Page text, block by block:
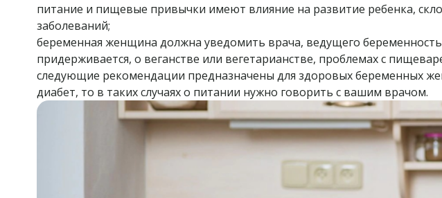
питание и пищевые привычки имеют влияние на развитие ребенка,
заболеваний;
беременная женщина должна уведомить врача, ведущего
придерживается, о веганстве или вегетарианстве, проблемах с
следующие рекомендации предназначены для здоровых беременных
диабет, то в таких случаях о питании нужно говорить с вашим врачом.